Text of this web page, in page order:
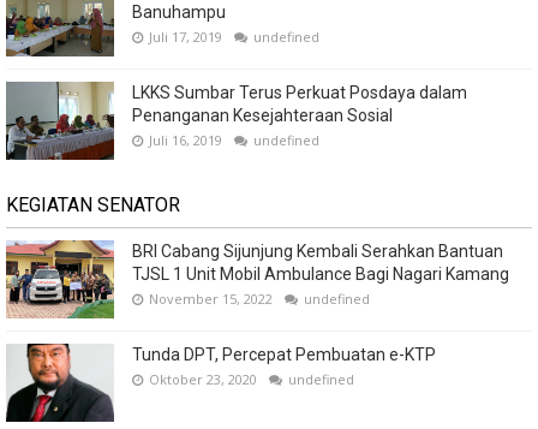
Banuhampu
Juli 17, 2019 undefined
LKKS Sumbar Terus Perkuat Posdaya dalam
Penanganan Kesejahteraan Sosial
Juli 16, 2019 undefined
KEGIATAN SENATOR
BRI Cabang Sijunjung Kembali Serahkan Bantuan
TJSL 1 Unit Mobil Ambulance Bagi Nagari Kamang
November 15, 2022 undefined
Tunda DPT, Percepat Pembuatan e-KTP
Oktober 23, 2020 undefined